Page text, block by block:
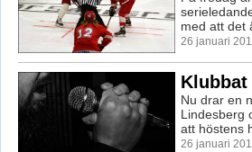
med att det
26 januari
Nu drar en
Lindesberg
att höstens
26 januari